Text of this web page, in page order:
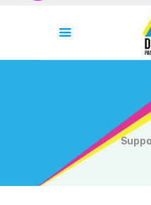
Accueil
Devis en ligne